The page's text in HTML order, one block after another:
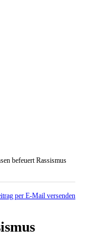
befeuert Rassismus
per E-Mail versenden